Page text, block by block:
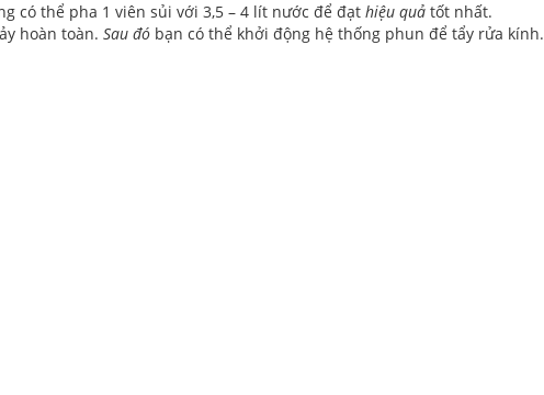
có thể pha 1 viên sủi với 3,5 – 4 lít nước để đạt hiệu quả tốt nhất.
hoàn toàn. Sau đó bạn có thể khởi động hệ thống phun để tẩy rửa kính.